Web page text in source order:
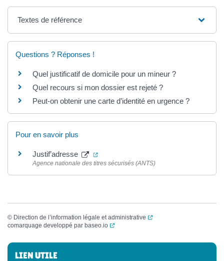
Textes de référence
Questions ? Réponses !
Quel justificatif de domicile pour un mineur ?
Quel recours si mon dossier est rejeté ?
Peut-on obtenir une carte d’identité en urgence ?
Pour en savoir plus
Justif’adresse (ouverture dans un nouvel onglet)
Agence nationale des titres sécurisés (ANTS)
© Direction de l’information légale et administrative
(ouverture dans un
comarquage developpé par baseo.io (ouverture dans un nouvel onglet)
Informations complémentaires
LIEN UTILE